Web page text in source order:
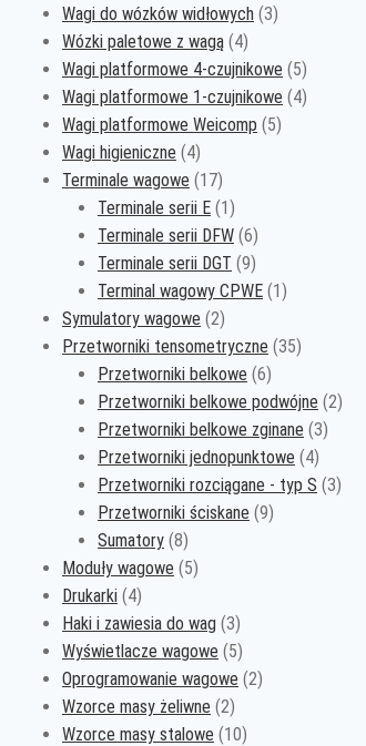
Wagi do wózków widłowych 33
Wózki paletowe z wagą 44
produkty
Wagi platformowe 4-czujnikowe 55
produktów
Wagi platformowe 1-czujnikowe 44
Wagi platformowe Weicomp 55
Wagi higieniczne 44
produkty
Terminale wagowe 1717
produktów
Terminale serii E 11
produkt
Terminale serii DFW 66
produktów
Terminale serii DGT 99
produktów
Terminal wagowy CPWE 11
Symulatory wagowe 22
produkty
Przetworniki tensometryczne 3535
Przetworniki belkowe 66
produktów
Przetworniki belkowe podwójne 22
Przetworniki belkowe zginane 33
Przetworniki jednopunktowe 44
produkty
Przetworniki rozciągane - typ S 33
Przetworniki ściskane 99
Sumatory 88
produktów
Moduły wagowe 55
Drukarki 44
produkty
Haki i zawiesia do wag 33
produkty
Wyświetlacze wagowe 55
produktów
Oprogramowanie wagowe 22
Wzorce masy żeliwne 22
produkty
Wzorce masy stalowe 1010